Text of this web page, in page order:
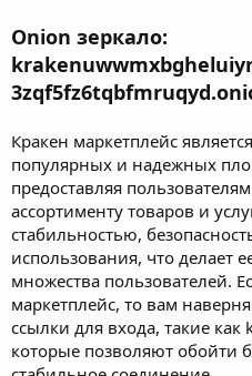
Onion зеркало:
Кракен маркетплейс
популярных и надежных
предоставляя
ассортименту товаров и
стабильностью,
использования, что делает
множества пользователей.
маркетплейс, то вам
ссылки для входа, такие как
которые позволяют обойти